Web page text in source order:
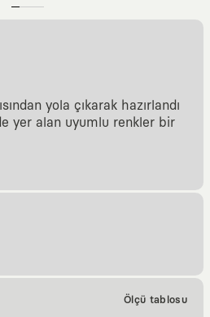
yola çıkarak hazırlandı
yer alan uyumlu renkler bir
Ölçü tablosu